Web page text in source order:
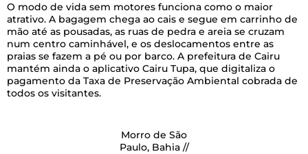
O modo de vida sem motores funciona como o maior
atrativo. A bagagem chega ao cais e segue em carrinho de
mão até as pousadas, as ruas de pedra e areia se cruzam
num centro caminhável, e os deslocamentos entre as
praias se fazem a pé ou por barco. A prefeitura de Cairu
mantém ainda o aplicativo Cairu Tupa, que digitaliza o
pagamento da Taxa de Preservação Ambiental cobrada de
todos os visitantes.
Morro de São
Paulo, Bahia //